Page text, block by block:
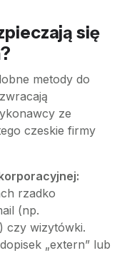
się
metody do
ze
czeskie firmy
rzadko
(np.
) czy wizytówki.
„extern” lub